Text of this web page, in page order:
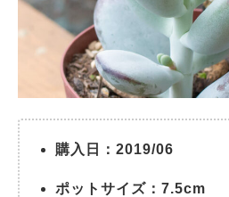
購入日：2019/06
ポットサイズ：7.5cm